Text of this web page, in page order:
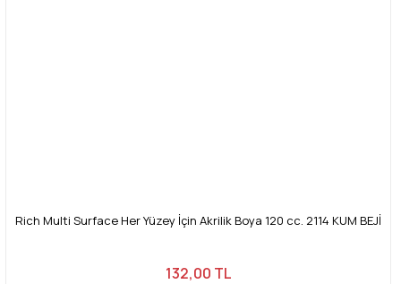
Rich Multi Surface Her Yüzey İçin Akrilik Boya 120 cc. 2114 KUM BEJİ
132,00 TL